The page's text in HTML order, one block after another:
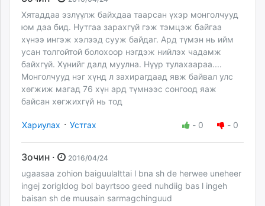
Хятаддаа эзлүүлж байхдаа таарсан үхэр монголчууд
юм даа бид. Нутгаа зарахгүй гэж тэмцэж байгаа
хүнээ ингэж хэлээд сууж байдаг. Ард түмэн нь ийм
усан толгойтой болохоор нэгдэж нийлэх чадамж
байхгүй. Хүнийг далд муулна. Нүүр тулахаараа....
Монголчууд нэг хүнд л захирагдаад явж байвал улс
хөгжиж магад 76 хүн ард түмнээс сонгоод яаж
байсан хөгжихгүй нь тод
Хариулах · Устгах - 0 - 0
Зочин · 2016/04/24
ugaasaa zohion baiguulalttai l bna sh de herwee uneheer
ingej zorigldog bol bayrtsoo geed nuhdiig bas l ingeh
baisan sh de muusain sarmagchinguud